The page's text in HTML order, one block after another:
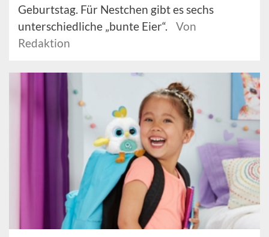
Geburtstag. Für Nestchen gibt es sechs
unterschiedliche „bunte Eier“.
Von
Redaktion